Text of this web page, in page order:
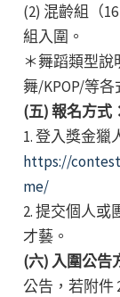
(2) 混齡組（
組入圍。
＊舞蹈類型說
舞/KPOP/等各
(五) 報名方式
1. 登入獎金獵
https://
me/
2. 提交個人
才藝。
(六) 入圍公告
公告，若附件